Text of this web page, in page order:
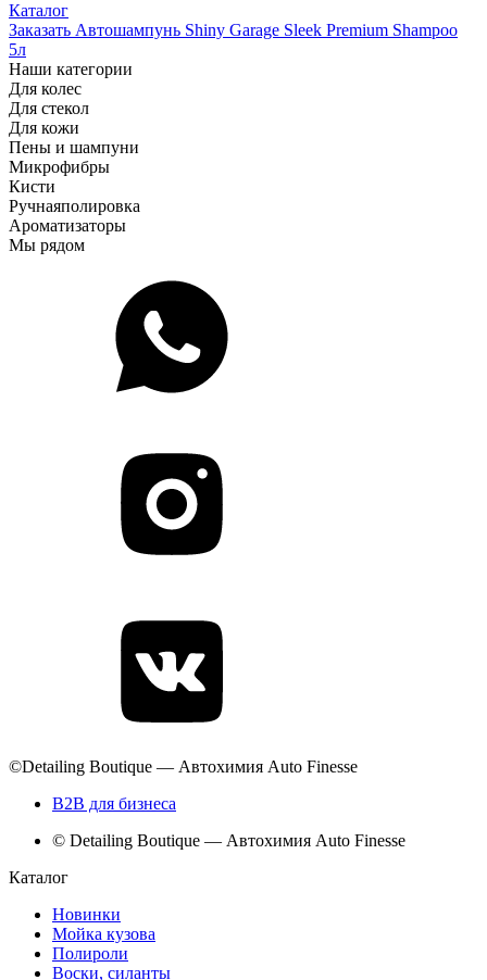
Каталог
Заказать Автошампунь Shiny Garage Sleek Premium Shampoo
5л
Наши категории
Для колес
Для стекол
Для кожи
Пены и шампуни
Микрофибры
Кисти
Ручнаяполировка
Ароматизаторы
Мы рядом
©Detailing Boutique — Автохимия Auto Finesse
B2B для бизнеса
© Detailing Boutique — Автохимия Auto Finesse
Каталог
Новинки
Мойка кузова
Полироли
Воски, силанты